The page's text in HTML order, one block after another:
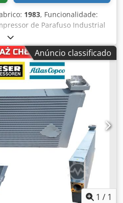
1983, Funcionalidade:
de Parafuso Industrial
min – 8 bar Disponível
Atlas Copco série GA,
em ambientes
O compressor está instalado
com painéis removíveis que
e manutenção.
típico da linha industrial
oficinas e centrais de
Fabricante: Atlas Copco
lubrificado a óleo Potência
V Corrente: 157 A Rotação do
trabalho: 8 bar Cjdeytgrfspfx
l/min (7,5 m³/min) Ano de
Separador ar/óleo
auxiliares Carenagem
completa
Anúncio classificado
1 / 1